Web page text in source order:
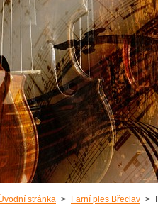
stránka > Farní ples Břeclav >